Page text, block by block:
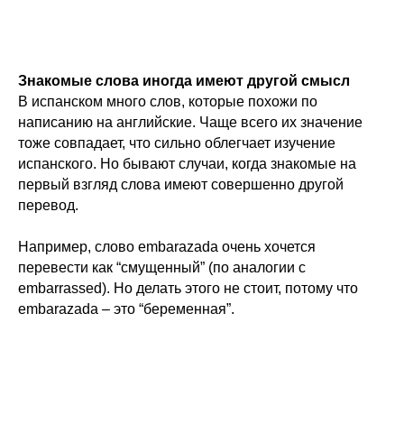
Знакомые слова иногда имеют другой смысл
В испанском много слов, которые похожи по
написанию на английские. Чаще всего их значение
тоже совпадает, что сильно облегчает изучение
испанского. Но бывают случаи, когда знакомые на
первый взгляд слова имеют совершенно другой
перевод.
Например, слово embarazada очень хочется
перевести как “смущенный” (по аналогии с
embarrassed). Но делать этого не стоит, потому что
embarazada – это “беременная”.